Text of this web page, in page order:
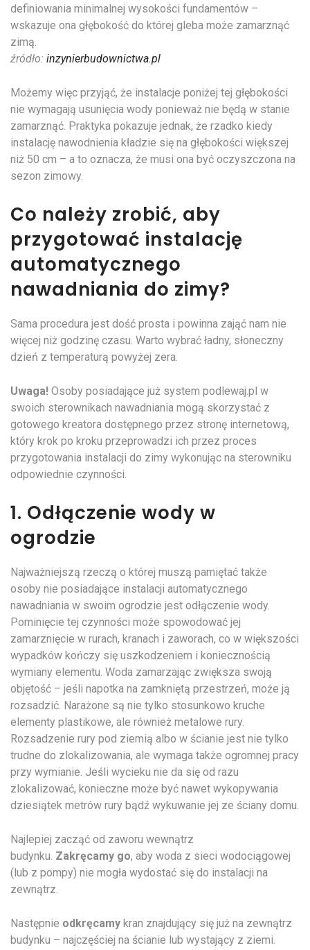
definiowania minimalnej wysokości fundamentów –
wskazuje ona głębokość do której gleba może zamarznąć
zimą.
źródło: inzynierbudownictwa.pl
Możemy więc przyjąć, że instalacje poniżej tej głębokości
nie wymagają usunięcia wody ponieważ nie będą w stanie
zamarznąć. Praktyka pokazuje jednak, że rzadko kiedy
instalację nawodnienia kładzie się na głębokości większej
niż 50 cm – a to oznacza, że musi ona być oczyszczona na
sezon zimowy.
Co należy zrobić, aby
przygotować instalację
automatycznego
nawadniania do zimy?
Sama procedura jest dość prosta i powinna zająć nam nie
więcej niż godzinę czasu. Warto wybrać ładny, słoneczny
dzień z temperaturą powyżej zera.
Uwaga! Osoby posiadające już system podlewaj.pl w
swoich sterownikach nawadniania mogą skorzystać z
gotowego kreatora dostępnego przez stronę internetową,
który krok po kroku przeprowadzi ich przez proces
przygotowania instalacji do zimy wykonując na sterowniku
odpowiednie czynności.
1. Odłączenie wody w
ogrodzie
Najważniejszą rzeczą o której muszą pamiętać także
osoby nie posiadające instalacji automatycznego
nawadniania w swoim ogrodzie jest odłączenie wody.
Pominięcie tej czynności może spowodować jej
zamarznięcie w rurach, kranach i zaworach, co w większości
wypadków kończy się uszkodzeniem i koniecznością
wymiany elementu. Woda zamarzając zwiększa swoją
objętość – jeśli napotka na zamkniętą przestrzeń, może ją
rozsadzić. Narażone są nie tylko stosunkowo kruche
elementy plastikowe, ale również metalowe rury.
Rozsadzenie rury pod ziemią albo w ścianie jest nie tylko
trudne do zlokalizowania, ale wymaga także ogromnej pracy
przy wymianie. Jeśli wycieku nie da się od razu
zlokalizować, konieczne może być nawet wykopywania
dziesiątek metrów rury bądź wykuwanie jej ze ściany domu.
Najlepiej zacząć od zaworu wewnątrz
budynku. Zakręcamy go, aby woda z sieci wodociągowej
(lub z pompy) nie mogła wydostać się do instalacji na
zewnątrz.
Następnie odkręcamy kran znajdujący się już na zewnątrz
budynku – najczęściej na ścianie lub wystający z ziemi.